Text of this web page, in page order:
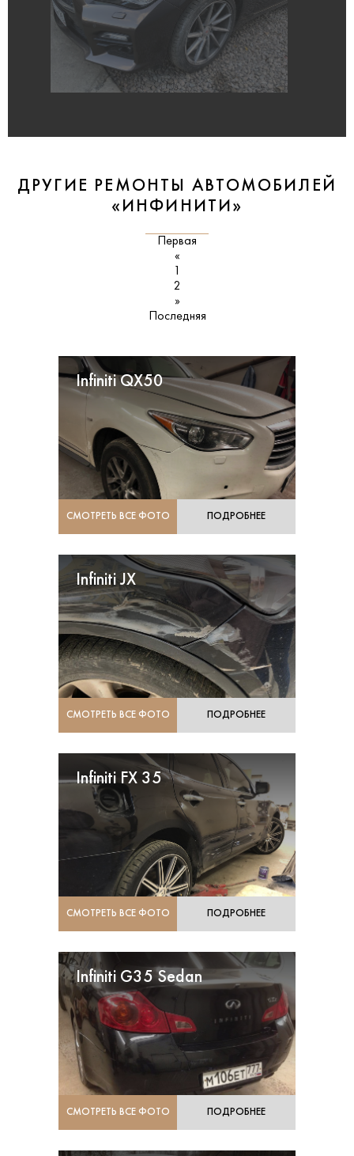
ДРУГИЕ РЕМОНТЫ АВТОМОБИЛЕЙ
«ИНФИНИТИ»
Первая
«
2
»
Последняя
Infiniti QX50
СМОТРЕТЬ ВСЕ ФОТО ПОДРОБНЕЕ
Infiniti JX
СМОТРЕТЬ ВСЕ ФОТО ПОДРОБНЕЕ
Infiniti FX 35
СМОТРЕТЬ ВСЕ ФОТО ПОДРОБНЕЕ
Infiniti G35 Sedan
СМОТРЕТЬ ВСЕ ФОТО ПОДРОБНЕЕ